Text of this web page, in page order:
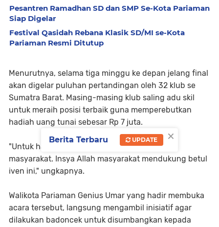
Pesantren Ramadhan SD dan SMP Se-Kota Pariaman
Siap Digelar
Festival Qasidah Rebana Klasik SD/MI se-Kota
Pariaman Resmi Ditutup
Menurutnya, selama tiga minggu ke depan jelang final
akan digelar puluhan pertandingan oleh 32 klub se
Sumatra Barat. Masing-masing klub saling adu skil
untuk meraih posisi terbaik guna memperebutkan
hadiah uang tunai sebesar Rp 7 juta.
"Untuk hadiah kita kumpulkan dari swadaya
masyarakat. Insya Allah masyarakat mendukung betul
iven ini," ungkapnya.
Walikota Pariaman Genius Umar yang hadir membuka
acara tersebut, langsung mengambil inisiatif agar
dilakukan badoncek untuk disumbangkan kepada
×
Berita Terbaru UPDATE